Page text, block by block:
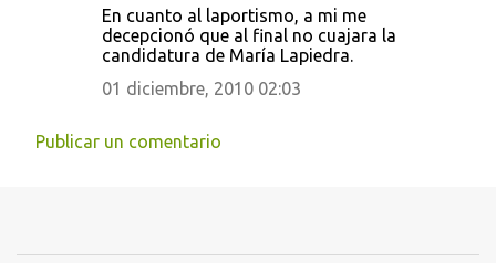
En cuanto al laportismo, a mi me
decepcionó que al final no cuajara la
candidatura de María Lapiedra.
01 diciembre, 2010 02:03
Publicar un comentario